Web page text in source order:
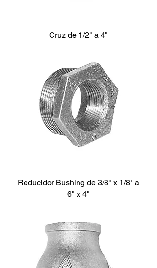
Cruz de 1/2" a 4"
Reducidor Bushing de 3/8" x 1/8" a
6" x 4"